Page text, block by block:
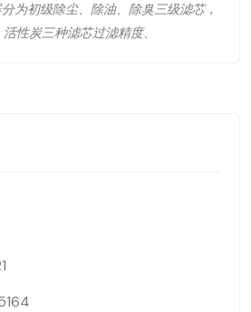
为初级除尘、除油、除臭三级滤芯，
性炭三种滤芯过滤精度、